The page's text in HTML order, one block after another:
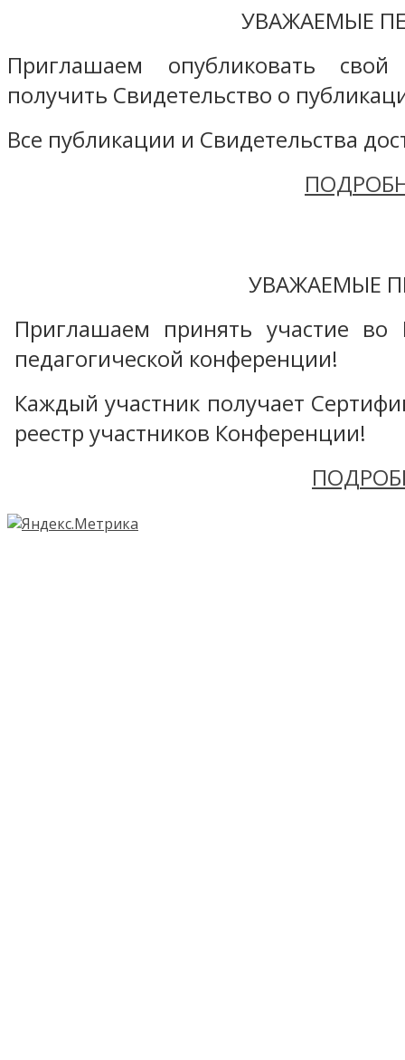
УВАЖАЕМЫЕ
Приглашаем опубликовать
получить Свидетельство о
Все публикации и Свидетельства
УВАЖАЕМЫЕ
Приглашаем принять участие во
педагогической конференции!
Каждый участник получает
реестр участников Конференции!